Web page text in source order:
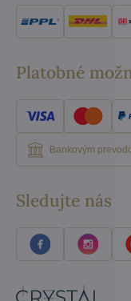
Platobné
Bankovým
Sledujte nás